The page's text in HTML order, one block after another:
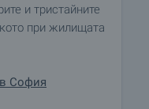
и тристайните
при жилищата
София